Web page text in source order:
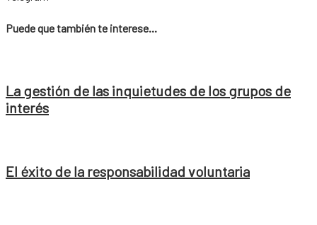
Puede que también te interese...
La gestión de las inquietudes de los grupos de
interés
El éxito de la responsabilidad voluntaria